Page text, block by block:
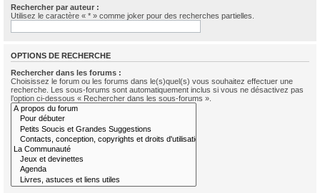
Rechercher par auteur :
Utilisez le caractère « * » comme joker pour des recherches partielles.
OPTIONS DE RECHERCHE
Rechercher dans les forums :
Choisissez le forum ou les forums dans le(s)quel(s) vous souhaitez effectuer une
recherche. Les sous-forums sont automatiquement inclus si vous ne désactivez pas
l’option ci-dessous « Rechercher dans les sous-forums ».